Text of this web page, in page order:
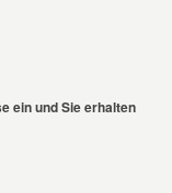
ein und Sie erhalten